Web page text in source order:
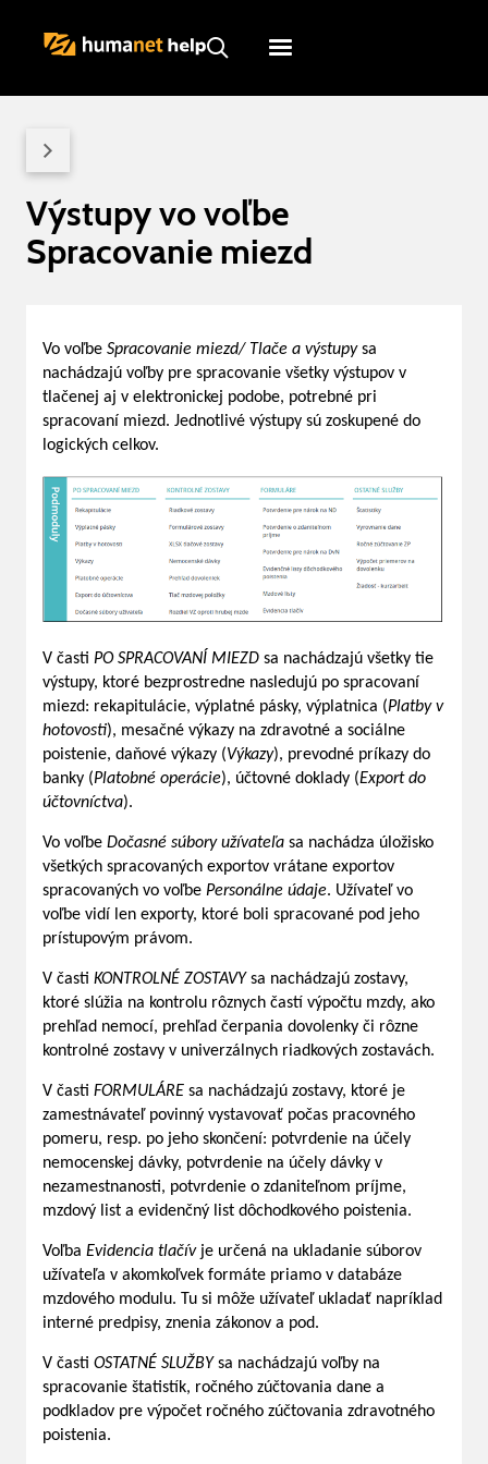
Humanet
Výstupy vo voľbe
Spracovanie miezd
Vo voľbe Spracovanie miezd/ Tlače a výstupysa
nachádzajú voľby pre spracovanie všetky výstupov v
tlačenej aj v elektronickej podobe, potrebné pri
spracovaní miezd. Jednotlivé výstupy sú zoskupené do
logických celkov.
V časti PO SPRACOVANÍ MIEZD sa nachádzajú všetky tie
výstupy, ktoré bezprostredne nasledujú po spracovaní
miezd: rekapitulácie, výplatné pásky, výplatnica (Platby v
hotovosti), mesačné výkazy na zdravotné a sociálne
poistenie, daňové výkazy (Výkazy), prevodné príkazy do
banky (Platobné operácie), účtovné doklady (Export do
účtovníctva).
Vo voľbe Dočasné súbory užívateľa sa nachádza úložisko
všetkých spracovaných exportov vrátane exportov
spracovaných vo voľbe Personálne údaje. Užívateľ vo
voľbe vidí len exporty, ktoré boli spracované pod jeho
prístupovým právom.
V časti KONTROLNÉ ZOSTAVYsa nachádzajú zostavy,
ktoré slúžia na kontrolu rôznych častí výpočtu mzdy, ako
prehľad nemocí, prehľad čerpania dovolenky či rôzne
kontrolné zostavy v univerzálnych riadkových zostavách.
V časti FORMULÁRE sa nachádzajú zostavy, ktoré je
zamestnávateľ povinný vystavovať počas pracovného
pomeru, resp. po jeho skončení: potvrdenie na účely
nemocenskej dávky, potvrdenie na účely dávky v
nezamestnanosti, potvrdenie o zdaniteľnom príjme,
mzdový list a evidenčný list dôchodkového poistenia.
Voľba Evidencia tlačív je určená na ukladanie súborov
užívateľa v akomkoľvek formáte priamo v databáze
mzdového modulu. Tu si môže užívateľ ukladať napríklad
interné predpisy, znenia zákonov a pod.
V časti OSTATNÉ SLUŽBYsa nachádzajú voľby na
spracovanie štatistík, ročného zúčtovania dane a
podkladov pre výpočet ročného zúčtovania zdravotného
poistenia.